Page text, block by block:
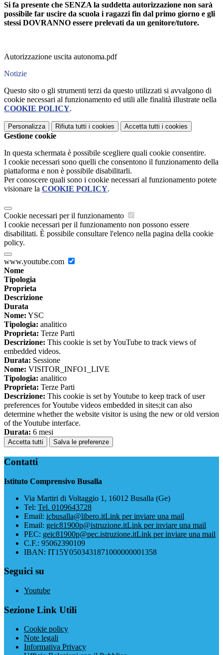
Si fa presente che SENZA la suddetta autorizzazione non sarà
possibile far uscire da scuola i ragazzi fin dal primo giorno e gli
stessi DOVRANNO essere prelevati da un genitore/tutore.
Autorizzazione uscita autonoma.pdf
Notizie
Questo sito o gli strumenti terzi da questo utilizzati si avvalgono di
cookie necessari al funzionamento ed utili alle finalità illustrate nella
COOKIE POLICY.
Personalizza Rifiuta tutti i cookies Accetta tutti i cookies
Gestione cookie
In questa schermata è possibile scegliere quali cookie consentire.
I cookie necessari sono quelli che consentono il funzionamento della
piattaforma e non è possibile disabilitarli.
Per conoscere quali sono i cookie necessari al funzionamento potete
visionare la COOKIE POLICY.
Cookie necessari per il funzionamento
I cookie necessari per il funzionamento non possono essere
disabilitati. È possibile consultare l'elenco nella pagina della cookie
policy.
www.youtube.com
Nome
Tipologia
Proprieta
Descrizione
Durata
Nome: YSC
Tipologia: analitico
Proprieta: Terze Parti
Descrizione: This cookie is set by YouTube to track views of
embedded videos.
Durata: Sessione
Nome: VISITOR_INFO1_LIVE
Tipologia: analitico
Proprieta: Terze Parti
Descrizione: This cookie is set by Youtube to keep track of user
preferences for Youtube videos embedded in sites;it can also
determine whether the website visitor is using the new or old version
of the Youtube interface.
Durata: 6 mesi
Accetta tutti Salva le preferenze
Contatti
Istituto Comprensivo Busalla
Via Martiri di Voltaggio 1, 16012 Busalla (Ge)
Tel: Tel. 0109643728
Email: icbusalla@libero.itLink per inviare una mail
Email: geic81900p@istruzione.itLink per inviare una mail
PEC: geic81900p@pec.istruzione.itLink per inviare una mail
C.F.: 95062390109
IBAN: IT15Y0503431871000000001358
Seguici su
Youtube
Sezione Link Utili
Cookie policy
Note legali
Informativa Privacy